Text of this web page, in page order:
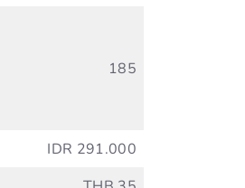
185
IDR 291.000